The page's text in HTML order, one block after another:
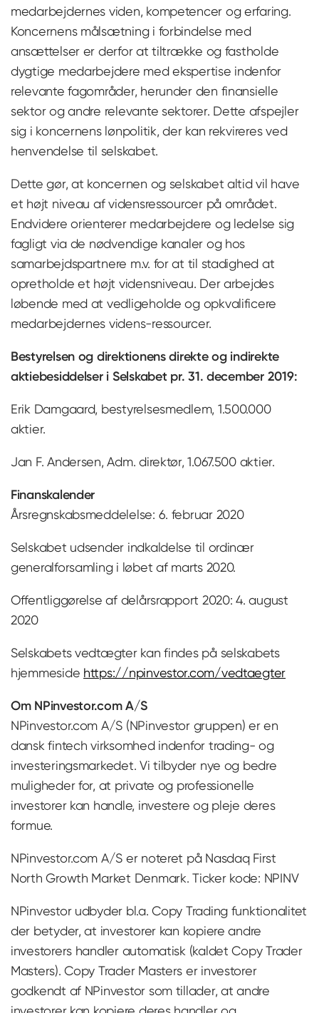
medarbejdernes viden, kompetencer og erfaring.
Koncernens målsætning i forbindelse med
ansættelser er derfor at tiltrække og fastholde
dygtige medarbejdere med ekspertise indenfor
relevante fagområder, herunder den finansielle
sektor og andre relevante sektorer. Dette afspejler
sig i koncernens lønpolitik, der kan rekvireres ved
henvendelse til selskabet.
Dette gør, at koncernen og selskabet altid vil have
et højt niveau af vidensressourcer på området.
Endvidere orienterer medarbejdere og ledelse sig
fagligt via de nødvendige kanaler og hos
samarbejdspartnere m.v. for at til stadighed at
opretholde et højt vidensniveau. Der arbejdes
løbende med at vedligeholde og opkvalificere
medarbejdernes videns-ressourcer.
Bestyrelsen og direktionens direkte og indirekte
aktiebesiddelser i Selskabet pr. 31. december 2019:
Erik Damgaard, bestyrelsesmedlem, 1.500.000
aktier.
Jan F. Andersen, Adm. direktør, 1.067.500 aktier.
Finanskalender
Årsregnskabsmeddelelse: 6. februar 2020
Selskabet udsender indkaldelse til ordinær
generalforsamling i løbet af marts 2020.
Offentliggørelse af delårsrapport 2020: 4. august
2020
Selskabets vedtægter kan findes på selskabets
hjemmeside https://npinvestor.com/vedtaegter
Om NPinvestor.com A/S
NPinvestor.com A/S (NPinvestor gruppen) er en
dansk fintech virksomhed indenfor trading- og
investeringsmarkedet. Vi tilbyder nye og bedre
muligheder for, at private og professionelle
investorer kan handle, investere og pleje deres
formue.
NPinvestor.com A/S er noteret på Nasdaq First
North Growth Market Denmark. Ticker kode: NPINV
NPinvestor udbyder bl.a. Copy Trading funktionalitet
der betyder, at investorer kan kopiere andre
investorers handler automatisk (kaldet Copy Trader
Masters). Copy Trader Masters er investorer
godkendt af NPinvestor som tillader, at andre